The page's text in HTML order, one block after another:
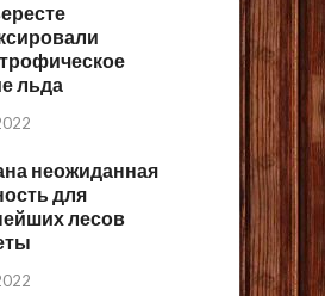
льда
неожиданная
для
лесов